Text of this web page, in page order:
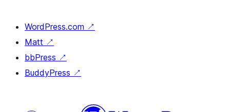
WordPress.com ↗
Matt ↗
bbPress ↗
BuddyPress ↗